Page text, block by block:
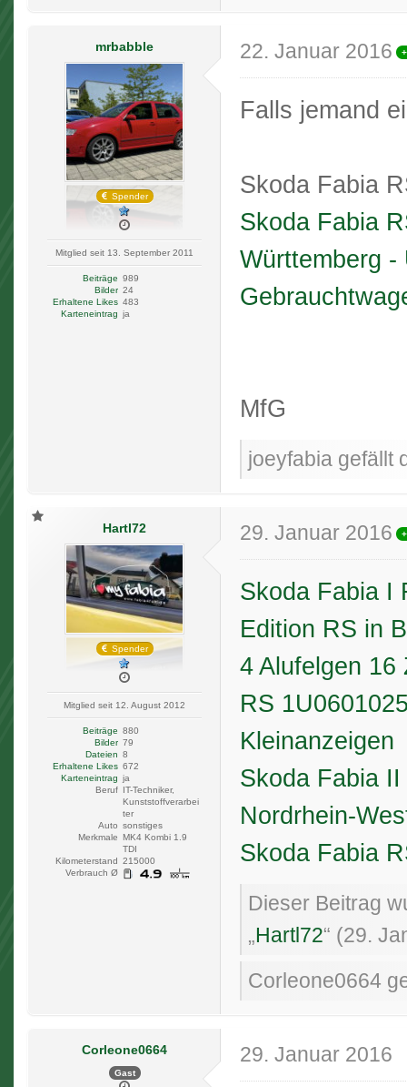
mrbabble
Spender
Mitglied seit 13. September 2011
Beiträge 989
Bilder 24
Erhaltene Likes 483
Karteneintrag ja
22. Januar 2016
Falls jemand
Skoda Fabia
Skoda Fabia
Württemberg -
MfG
joeyfabia gefällt
Hartl72
Spender
Mitglied seit 12. August 2012
Beiträge 880
Bilder 79
Dateien 8
Erhaltene Likes 672
Karteneintrag ja
Beruf IT-Techniker,
Kunststoffverarbei
ter
Auto sonstiges
Merkmale MK4 Kombi 1.9
TDI
Kilometerstand 215000
Verbrauch Ø
29. Januar 2016
Skoda Fabia I
Edition RS in
4 Alufelgen 16
RS
Kleinanzeigen
Skoda Fabia
Nordrhein-
Skoda Fabia
Dieser Beitrag
„Hartl72“ (29.
Corleone0664
Corleone0664
Gast
29. Januar 2016